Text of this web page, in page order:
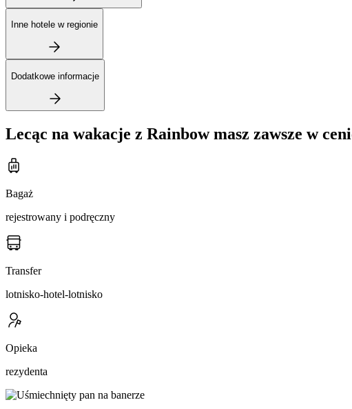
Inne hotele w regionie
Dodatkowe informacje
Lecąc na wakacje z Rainbow masz zawsze w
Bagaż
rejestrowany i podręczny
Transfer
lotnisko-hotel-lotnisko
Opieka
rezydenta